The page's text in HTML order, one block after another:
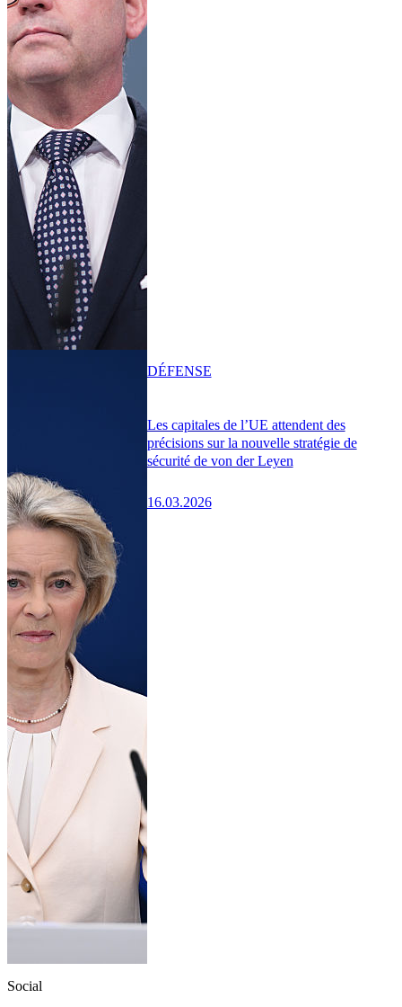
Les capitales de l’UE attendent des
précisions sur la nouvelle stratégie de
sécurité de von der Leyen
16.03.2026
DÉFENSE
Social